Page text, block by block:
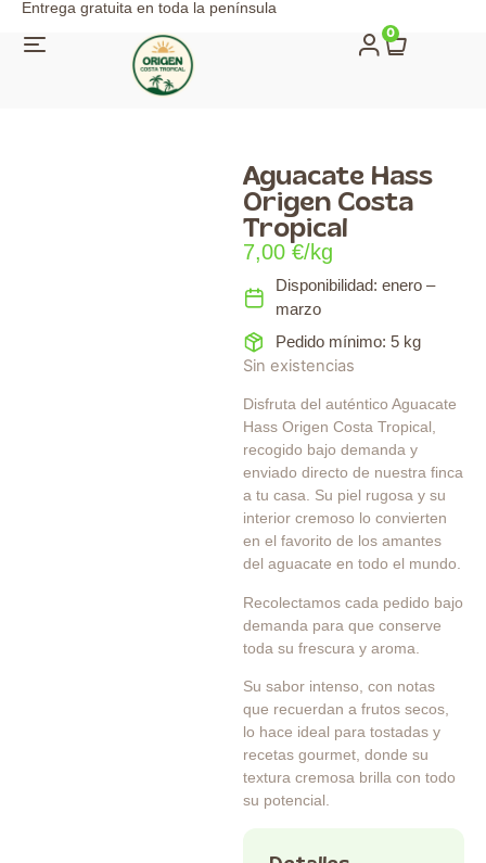
Entrega gratuita en toda la península
0
Aguacate Hass
Origen Costa
Tropical
7,00 €/kg
Disponibilidad: enero –
marzo
Pedido mínimo: 5 kg
Sin existencias
Disfruta del auténtico Aguacate
Hass Origen Costa Tropical,
recogido bajo demanda y
enviado directo de nuestra finca
a tu casa. Su piel rugosa y su
interior cremoso lo convierten
en el favorito de los amantes
del aguacate en todo el mundo.
Recolectamos cada pedido bajo
demanda para que conserve
toda su frescura y aroma.
Su sabor intenso, con notas
que recuerdan a frutos secos,
lo hace ideal para tostadas y
recetas gourmet, donde su
textura cremosa brilla con todo
su potencial.